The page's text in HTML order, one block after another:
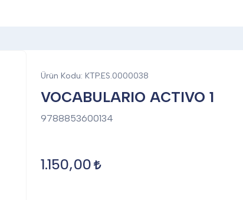
Ürün Kodu: KTP.ES.0000038
VOCABULARIO ACTIVO 1
9788853600134
1.150,00